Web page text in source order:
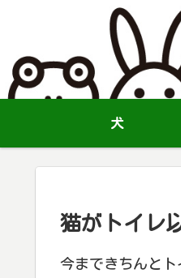
犬
猫がトイレ
今まできちんと